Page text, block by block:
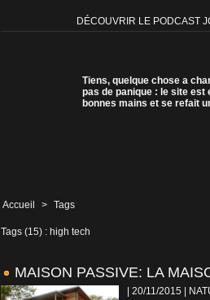
DÉCOUVRIR LE PODCAST
Tiens, quelque chose a
pas de panique : le site est
bonnes mains et se refait
Accueil > Tags
Tags (15) : high tech
MAISON PASSIVE: LA
| 20/11/2015